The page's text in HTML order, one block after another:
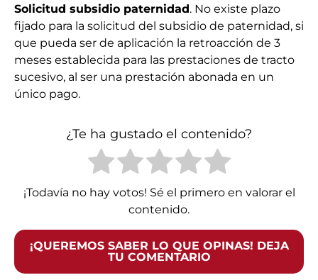
Solicitud subsidio paternidad. No existe plazo
fijado para la solicitud del subsidio de paternidad, si
que pueda ser de aplicación la retroacción de 3
meses establecida para las prestaciones de tracto
sucesivo, al ser una prestación abonada en un
único pago.
¿Te ha gustado el contenido?
¡Todavía no hay votos! Sé el primero en valorar el
contenido.
¡QUEREMOS SABER LO QUE OPINAS! DEJA
TU COMENTARIO